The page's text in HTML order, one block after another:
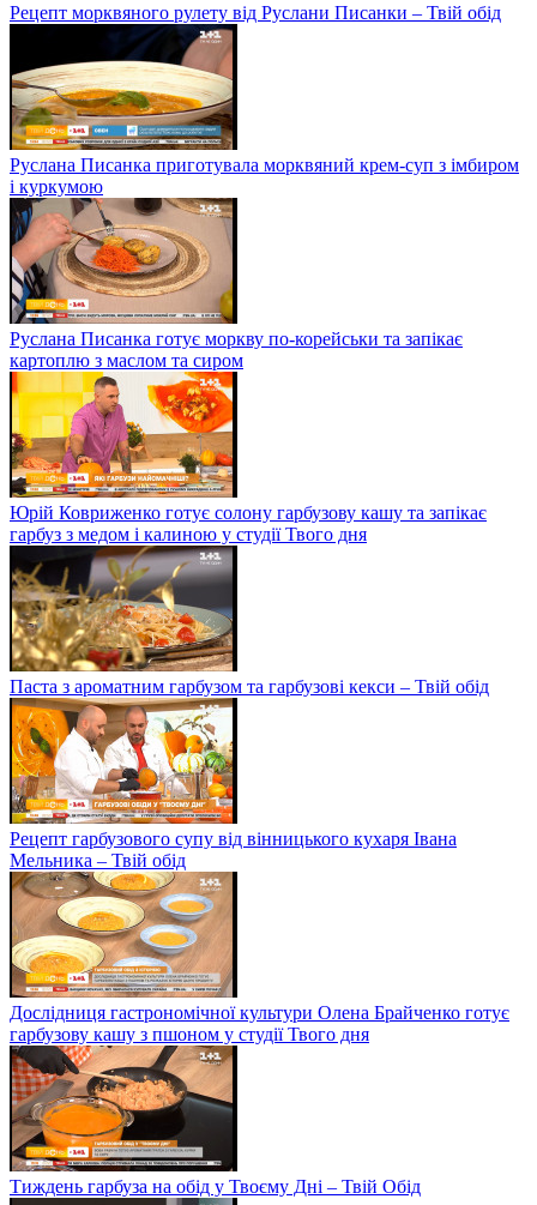
Рецепт морквяного рулету від Руслани Писанки – Твій обід
Руслана Писанка приготувала морквяний крем-суп з імбиром
і куркумою
Руслана Писанка готує моркву по-корейськи та запікає
картоплю з маслом та сиром
Юрій Ковриженко готує солону гарбузову кашу та запікає
гарбуз з медом і калиною у студії Твого дня
Паста з ароматним гарбузом та гарбузові кекси – Твій обід
Рецепт гарбузового супу від вінницького кухаря Івана
Мельника – Твій обід
Дослідниця гастрономічної культури Олена Брайченко готує
гарбузову кашу з пшоном у студії Твого дня
Тиждень гарбуза на обід у Твоєму Дні – Твій Обід